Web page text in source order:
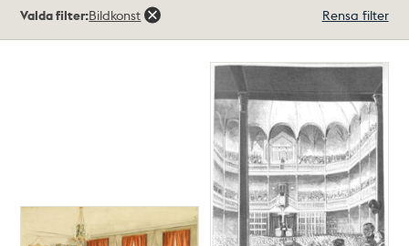
träffar
Valda filter:Bildkonst Rensa filter